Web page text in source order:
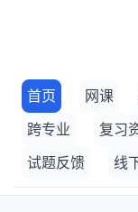
首页 网课
跨专业
复习
试题反馈
线